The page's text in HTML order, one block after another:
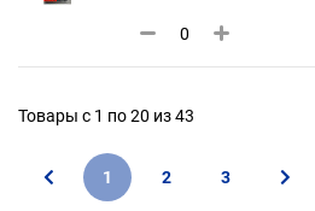
Товары с 1 по 20 из 43
1 2 3